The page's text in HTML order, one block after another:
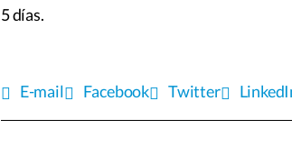
5 días.
E-mail Facebook Twitter